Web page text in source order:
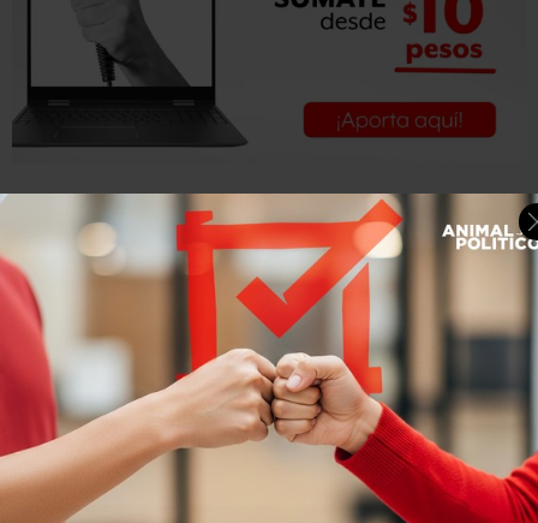
Ratelband argumenta que, según sus médicos,
tiene el
cuerpo de un hombre de 45 años y se describe a sí
mismo como un "dios joven".
Sostiene que se siente discriminado por su edad
, que
según él afecta sus posibilidades de empleo y también de
éxito en la aplicación de citas Tinder.
"Cuando tengo 69, estoy limitado. Si tengo 49, entonces
puedo comprar una casa nueva, manejar un auto
diferente. Puedo trabajar más", dijo.